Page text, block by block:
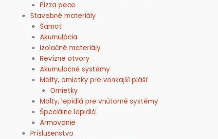
Pizza pece
Stavebné materiály
Šamot
Akumulácia
Izolačné materiály
Revízne otvory
Akumulačné systémy
Malty, omietky pre vonkajší plášť
Omietky
Malty, lepidlá pre vnútorné systémy
Špeciálne lepidlá
Armovanie
Príslušenstvo